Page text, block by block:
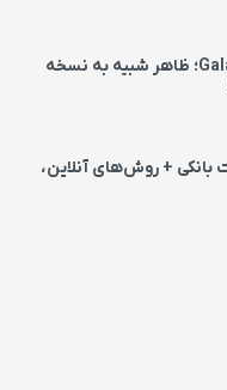
بررسی گوشی Galaxy Z Flip8؛ ظاهر شبیه به نسخه
+ روش‌های آنلاین،